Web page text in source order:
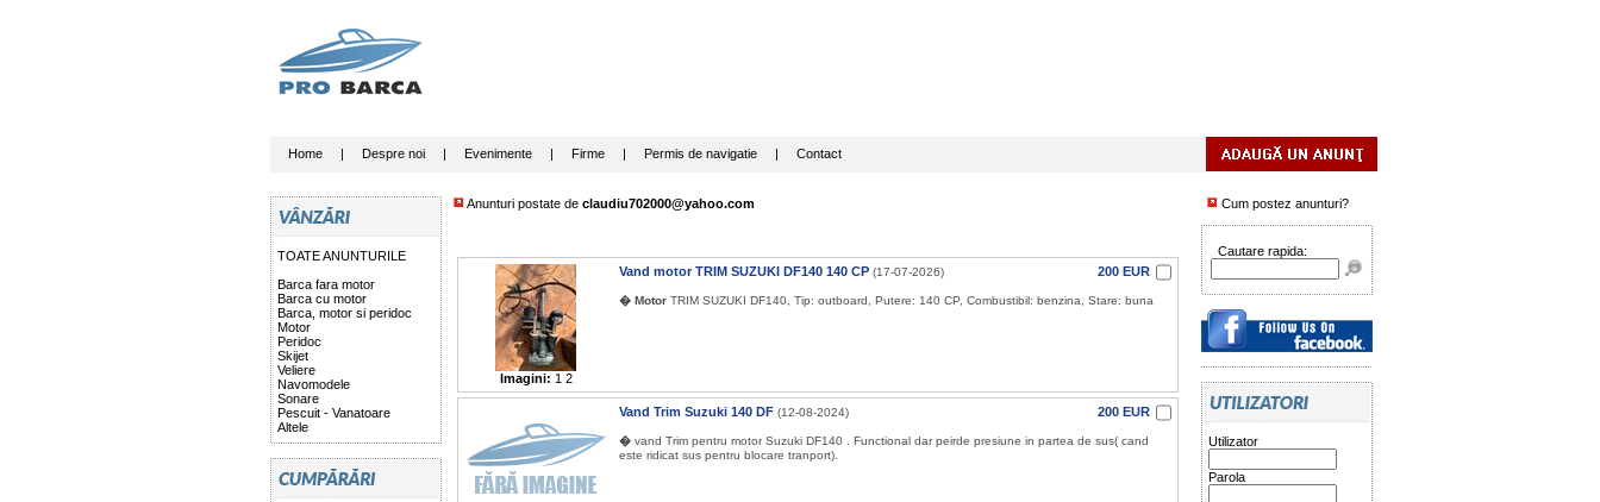
Home | Despre noi | Evenimente | Firme | Permis de navigatie | Contact
TOATE ANUNTURILE
Barca fara motor
Barca cu motor
Barca, motor si peridoc
Motor
Peridoc
Skijet
Veliere
Navomodele
Sonare
Pescuit - Vanatoare
Altele
Anunturi postate de claudiu702000@yahoo.com
Imagini: 1 2
Vand motor TRIM SUZUKI DF140 140 CP (17-07-2026) 200 EUR
� Motor TRIM SUZUKI DF140, Tip: outboard, Putere: 140 CP, Combustibil: benzina, Stare: buna
Vand Trim Suzuki 140 DF (12-08-2024) 200 EUR
� vand Trim pentru motor Suzuki DF140 . Functional dar peirde presiune in partea de sus( cand
este ridicat sus pentru blocare tranport).
Cum postez anunturi?
Cautare rapida:
Utilizator
Parola